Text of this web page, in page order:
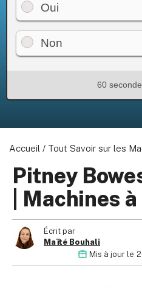
Oui
Non
60
Accueil / Tout Savoir sur les
Pitney
| Machines
Écrit par
Maïté Bouhali
Mis à jour le